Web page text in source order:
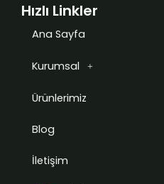
Hızlı Linkler
Ana Sayfa
Kurumsal
Ürünlerimiz
Blog
İletişim